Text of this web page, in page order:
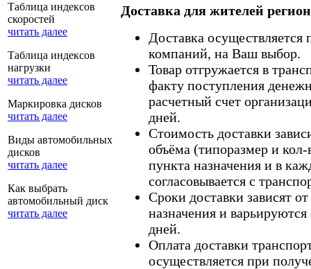
Таблица индексов
скоростей
читать далее
Таблица индексов
нагрузки
читать далее
Маркировка дисков
читать далее
Виды автомобильных
дисков
читать далее
Как выбрать
автомобильный диск
читать далее
Доставка для жителей
Доставка
компаний, на Ваш выбор.
Товар отгружается в
факту поступления
расчетный счет
дней.
Стоимость доставки
объёма (типоразмер и кол-
пункта назначения и в
согласовывается с
Сроки доставки зависят
назначения и
дней.
Оплата доставки
осуществляется при